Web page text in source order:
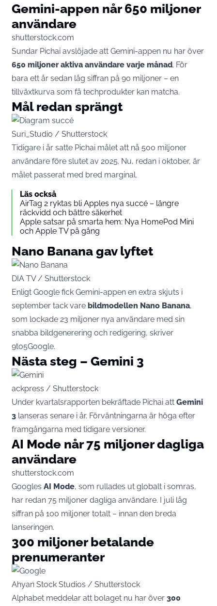
Gemini-appen når 650 miljoner
användare
shutterstock.com
Sundar Pichai avslöjade att Gemini-appen nu har över
650 miljoner aktiva användare varje månad. För
bara ett år sedan låg siffran på 90 miljoner – en
tillväxtkurva som få techprodukter kan matcha.
Mål redan sprängt
Suri_Studio / Shutterstock
Tidigare i år satte Pichai målet att nå 500 miljoner
användare före slutet av 2025. Nu, redan i oktober, är
målet passerat med bred marginal.
Läs också
AirTag 2 ryktas bli Apples nya succé – längre
räckvidd och bättre säkerhet
Apple satsar på smarta hem: Nya HomePod Mini
och Apple TV på gång
Nano Banana gav lyftet
DIA TV / Shutterstock
Enligt Google fick Gemini-appen en extra skjuts i
september tack vare bildmodellen Nano Banana,
som lockade 23 miljoner nya användare med sin
snabba bildgenerering och redigering, skriver
9to5Google.
Nästa steg – Gemini 3
ackpress / Shutterstock
Under kvartalsrapporten bekräftade Pichai att Gemini
3 lanseras senare i år. Förväntningarna är höga efter
framgångarna med tidigare versioner.
AI Mode når 75 miljoner dagliga
användare
shutterstock.com
Googles AI Mode, som rullades ut globalt i somras,
har redan 75 miljoner dagliga användare. I juli låg
siffran på 100 miljoner totalt – innan den breda
lanseringen.
300 miljoner betalande
prenumeranter
Ahyan Stock Studios / Shutterstock
Alphabet meddelar att bolaget nu har över 300